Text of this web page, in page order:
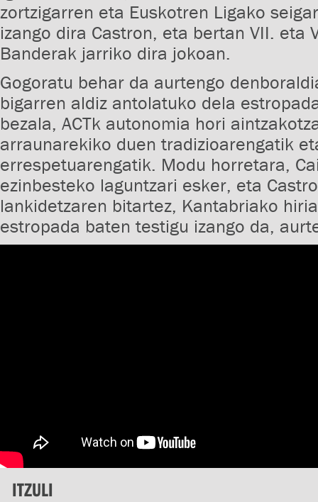
zortzigarren eta Euskotren Ligako
izango dira Castron, eta bertan VII. eta
Banderak jarriko dira jokoan.
Gogoratu behar da aurtengo
bigarren aldiz antolatuko dela
bezala, ACTk autonomia hori
arraunarekiko duen tradizioarengatik
errespetuarengatik. Modu horretara,
ezinbesteko laguntzari esker, eta
lankidetzaren bitartez, Kantabriako
estropada baten testigu izango da,
ITZULI